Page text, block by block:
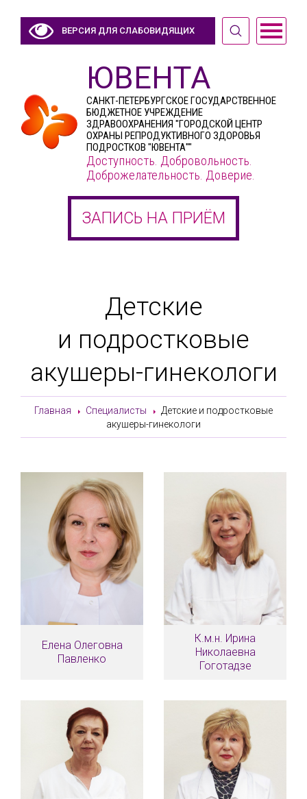
ВЕРСИЯ ДЛЯ СЛАБОВИДЯЩИХ
ЮВЕНТА
САНКТ-ПЕТЕРБУРГСКОЕ ГОСУДАРСТВЕННОЕ
БЮДЖЕТНОЕ УЧРЕЖДЕНИЕ
ЗДРАВООХРАНЕНИЯ "ГОРОДСКОЙ ЦЕНТР
ОХРАНЫ РЕПРОДУКТИВНОГО ЗДОРОВЬЯ
ПОДРОСТКОВ "ЮВЕНТА""
Доступность. Добровольность.
Доброжелательность. Доверие.
ЗАПИСЬ НА ПРИЁМ
Детские
и подростковые
акушеры-гинекологи
Главная Специалисты
Детские и подростковые
акушеры-гинекологи
Елена Олеговна
Павленко
К.м.н. Ирина
Николаевна
Гоготадзе